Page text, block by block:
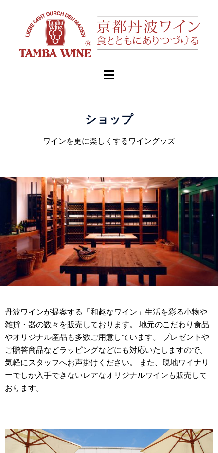
ショップ
ワインを更に楽しくするワイングッズ
丹波ワインが提案する「和趣なワイン」生活を彩る小物や
雑貨・器の数々を販売しております。 地元のこだわり食品
やオリジナル産品も多数ご用意しています。 プレゼントや
ご贈答商品などラッピングなどにも対応いたしますので、
気軽にスタッフへお声掛けください。 また、現地ワイナリ
ーでしか入手できないレアなオリジナルワインも販売して
おります。